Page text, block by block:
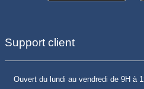
Support client
Ouvert du lundi au vendredi de 9H à